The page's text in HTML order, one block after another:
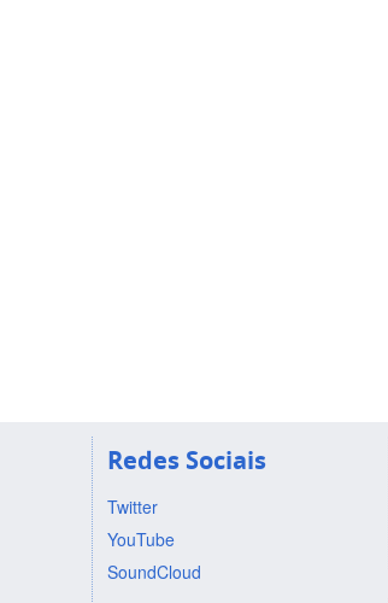
Redes Sociais
Twitter
YouTube
SoundCloud